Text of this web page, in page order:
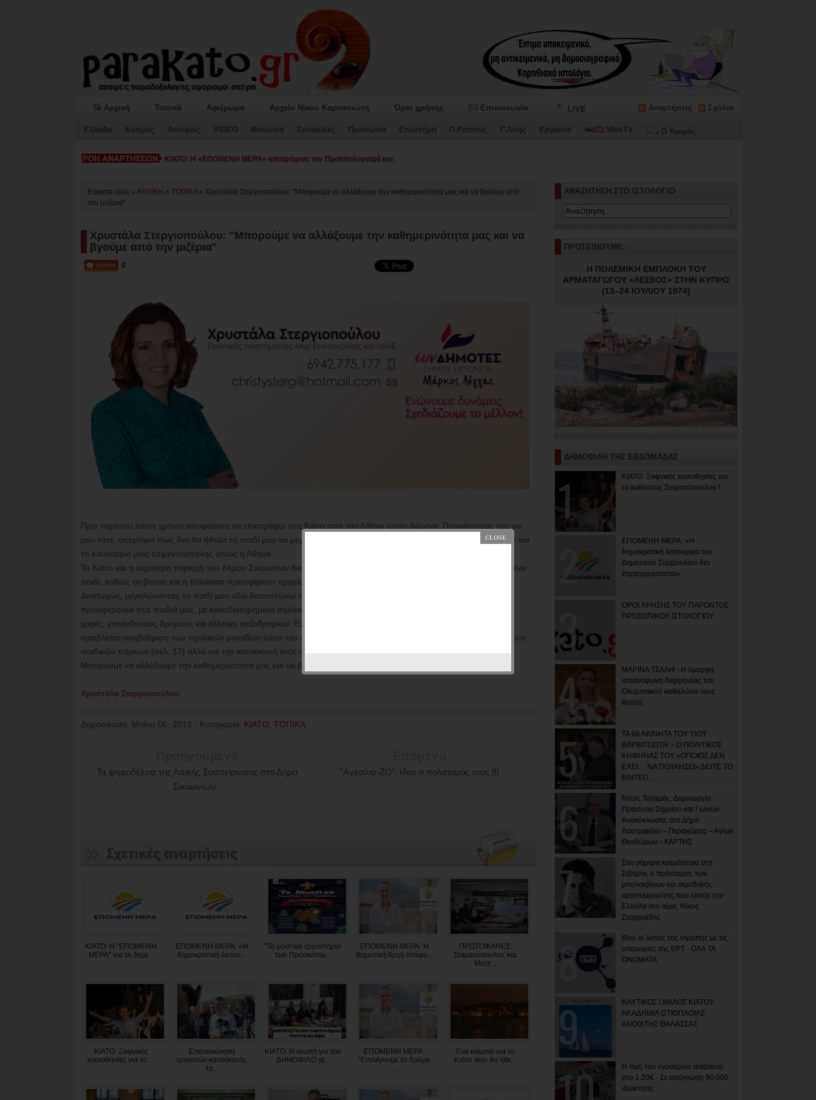
Αρχική Τοπικά Αφιέρωμα Αρχείο Νίκου Καρνασιώτη Όροι χρήσης Επικοινωνία LIVE Αναρτήσεις Σχόλια
Ελλάδα Κόσμος Απόψεις VIDEO Μουσική Συναυλίες Πρόσωπα Επιστήμη Π.Ρέππας Γ.Λόης Εργασία WebTV Ο Καιρός
ΚΙΑΤΟ: Η «ΕΠΟΜΕΝΗ ΜΕΡΑ» καταψήφισε τον Προϋπολογισμό και το Τεχνικό Πρόγραμμα 2026 του Δήμο-
Είσαστε εδώ: » ΑΡΧΙΚΗ » ΤΟΠΙΚΑ» Χρυστάλα Στεργιοπούλου: "Μπορούμε να αλλάξουμε την καθημερινότητα μας και να βγούμε από
την μιζέρια"
Χρυστάλα Στεργιοπούλου: "Μπορούμε να αλλάξουμε την καθημερινότητα μας και να
βγούμε από την μιζέρια"
0
Πριν περίπου πέντε χρόνια αποφάσισα να επιστρέψω στο Κιάτο από την Αθήνα όπου διέμενα. Περιμένοντας τον γιο
μου τότε, σκέφτηκα πως δεν θα ήθελα το παιδί μου να μεγαλώσει κλεισμένο σε ένα διαμέρισμα, μέσα στον θόρυβο και
το καυσαέριο μιας τσιμεντούπολης όπως η Αθήνα.
Το Κιάτο και η ευρύτερη περιοχή του δήμου Σικυωνίων διαθέτουν το ιδανικό φυσικό περιβάλλον για να μεγαλώσει ένα
παιδί, καθώς το βουνό και η θάλασσα προσφέρουν ηρεμία, καθαρό αέρα και μια αναβαθμισμένη καθημερινότητα.
Δυστυχώς, μεγαλώνοντας το παιδί μου εδώ διαπιστώνω κάθε μέρα πόσο υποβαθμισμένη καθημερινότητα
προσφέρουμε στα παιδιά μας, με κακοδιατηρημένα σχολικά συγκροτήματα, επικίνδυνες, ξεχαρβαλωμένες παιδικές
χαρές, επικίνδυνους δρόμους και έλλειψη πεζοδρομίων. Ευτυχώς το αναπτυξιακό πλάνο των "συνΔΗΜΟΤΩΝ",
προβλέπει αναβάθμιση των σχολικών μονάδων όλου του δήμου (σελ. 14-15), κατασκευή σύγχρονων και καινοτόμων
παιδικών πάρκων (σελ. 17) αλλά και την κατασκευή ενός σύγχρονου, ασφαλούς ποδηλατικού δακτυλίου (σελ.21).
Μπορούμε να αλλάξουμε την καθημερινότητα μας και να βγούμε από την μιζέρια.
Χρυστάλα Στεργιοπούλου
Δημοσίευση: Μαΐου 06, 2019 - Κατηγορία: ΚΙΑΤΟ ΤΟΠΙΚΑ
"Αγκαλιά-ΖΩ": Ιδού ο πολιτισμός τους !!!
Τα ψηφοδέλτια της Λαικής Συσπείρωσης στο Δήμο
Σικυωνίων
ΚΙΑΤΟ: Η "ΕΠΟΜΕΝΗ
ΜΕΡΑ" για τη δημι...
ΕΠΟΜΕΝΗ ΜΕΡΑ: «Η
δημοκρατική λειτου...
"Το μυστικό εργαστήριο
των Προσκόπω...
ΕΠΟΜΕΝΗ ΜΕΡΑ: Η
Δημοτική Αρχή απέφυ...
ΠΡΩΤΟΦΑΝΕΣ:
Σταματόπουλος και
Μυττ...
ΚΙΑΤΟ: Ξαφνικές
ευαισθησίες για το ...
Επανεκκίνηση
εργασιών κατασκευής
το...
ΚΙΑΤΟ: Η σιωπή για τον
ΔΗΜΟΦΙΛΟ γε...
ΕΠΟΜΕΝΗ ΜΕΡΑ:
"Επιλέγουμε το δρόμο
Ένα κείμενο για το
Κιάτο που θα ήθε...
ΑΝΑΖΗΤΗΣΗ ΣΤΟ ΙΣΤΟΛΟΓΙΟ
ΠΡΟΤΕΙΝΟΥΜΕ:
Η ΠΟΛΕΜΙΚΗ ΕΜΠΛΟΚΗ ΤΟΥ
ΑΡΜΑΤΑΓΩΓΟΥ «ΛΕΣΒΟΣ» ΣΤΗΝ ΚΥΠΡΟ
(13–24 ΙΟΥΛΙΟΥ 1974)
ΔΗΜΟΦΙΛΗ ΤΗΣ ΕΒΔΟΜΑΔΑΣ
ΚΙΑΤΟ: Ξαφνικές ευαισθησίες για
το καθεστώς Σταματόπουλου !
ΕΠΟΜΕΝΗ ΜΕΡΑ: «Η
δημοκρατική λειτουργία του
Δημοτικού Συμβουλίου δεν
παραχαράσσεται»
ΟΡΟΙ ΧΡΗΣΗΣ ΤΟΥ ΠΑΡΟΝΤΟΣ
ΠΡΟΣΩΠΙΚΟΥ ΙΣΤΟΛΟΓΙΟΥ
ΜΑΡΙΝΑ ΤΣΑΛΗ - Η όμορφη
ισπανόφωνη διερμηνέας του
Ολυμπιακού καθηλώνει τους
θεατές
ΤΑ 66 ΑΚΙΝΗΤΑ ΤΟΥ ΥΙΟΥ
ΒΑΡΒΙΤΣΙΩΤΗ – Ο ΠΟΛΙΤΙΚΟΣ
ΚΗΦΗΝΑΣ ΤΟΥ «ΟΠΟΙΟΣ ΔΕΝ
ΕΧΕΙ… ΝΑ ΠΟΥΛΗΣΕΙ» ΔΕΙΤΕ ΤΟ
ΒΙΝΤΕΟ…
Νίκος Ταγαράς: Δημιουργία
Πράσινου Σημείου και Γωνιών
Ανακύκλωσης στο Δήμο
Λουτρακίου – Περαχώρας – Αγίων
Θεοδώρων - ΧΑΡΤΗΣ
Σαν σήμερα κρεμάστηκε στη
Σιβηρία, ο πράκτορας των
μπολσεβίκων και αιμοδιψής
αρχισυμμορίτης που έπνιξε την
Ελλάδα στο αίμα, Νίκος
Ζαχαριάδης
Ιδού οι λίστες της ντροπής με τις
υπερωρίες της ΕΡΤ - ΟΛΑ ΤΑ
ΟΝΟΜΑΤΑ
ΝΑΥΤΙΚΟΣ ΟΜΙΛΟΣ ΚΙΑΤΟΥ:
ΑΚΑΔΗΜΙΑ ΙΣΤΙΟΠΛΟΙΑΣ
ΑΝΟΙΧΤΗΣ ΘΑΛΑΣΣΑΣ
Η τιμή του υγραερίου ανεβαίνει
στο 1.20€ - Σε απόγνωση 90.000
ιδιοκτήτες